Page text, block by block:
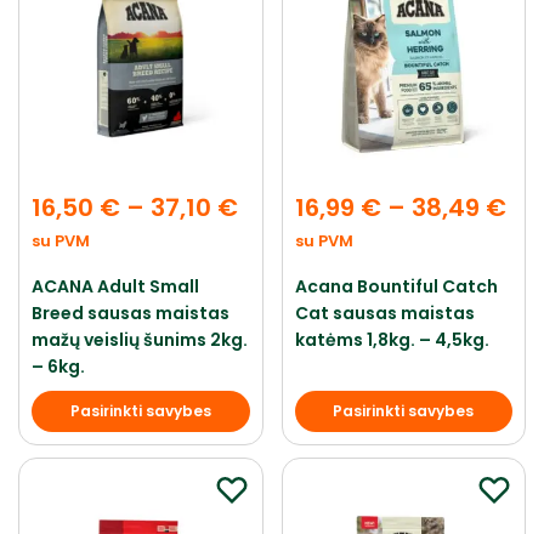
16,50 € – 37,10 €
su PVM
ACANA Adult Small
Breed sausas maistas
mažų veislių šunims 2kg.
– 6kg.
Pasirinkti savybes
16,99 € – 38,49 €
su PVM
Acana Bountiful Catch
Cat sausas maistas
katėms 1,8kg. – 4,5kg.
Pasirinkti savybes